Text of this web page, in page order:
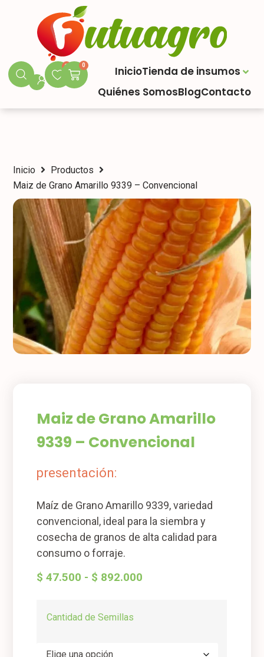
InicioTienda de insumos
Quiénes SomosBlogContacto
0 0
Inicio
Productos
Maiz de Grano Amarillo 9339 – Convencional
Maiz de Grano Amarillo
9339 – Convencional
presentación:
Maíz de Grano Amarillo 9339, variedad
convencional, ideal para la siembra y
cosecha de granos de alta calidad para
consumo o forraje.
$ 47.500 - $ 892.000
Cantidad de Semillas